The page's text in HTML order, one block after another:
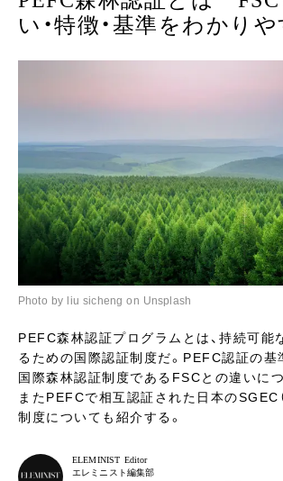
い・特徴・基準をわかり
Photo by liu sicheng on Unsplash
PEFC森林認証プログラムとは、持続可能
るための国際認証制度だ。PEFC認証の基
国際森林認証制度であるFSCとの違いにつ
またPEFCで相互認証された日本のSGEC
制度についても紹介する。
ELEMINIST Editor
エレミニスト編集部